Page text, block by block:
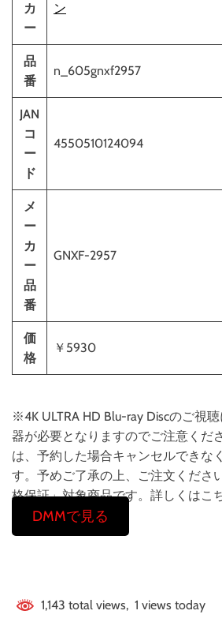
カ
ー
ン
品
番
n_605gnxf2957
JAN
コ
ー
ド
4550510124094
メ
ー
カ
ー
品
番
GNXF-2957
価
格
￥5930
※4K ULTRA HD Blu-ray Discのご視
器が必要となりますのでご注意くだ
は、予約した場合キャンセルできな
す。予めご了承の上、ご注文くださ
格保証」対象商品です。詳しくはこ
DMMで見る
1,143 total views, 1 views today